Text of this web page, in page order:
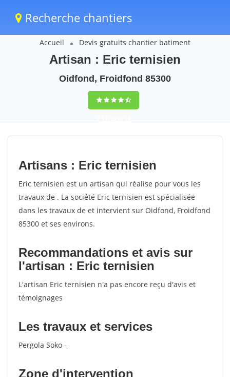
Recherche chantiers
Accueil Devis gratuits chantier batiment
Artisan : Eric ternisien
Oidfond, Froidfond 85300
9,5(100%)34
votes
Artisans : Eric ternisien
Eric ternisien est un artisan qui réalise pour vous les
travaux de . La société Eric ternisien est spécialisée
dans les travaux de et intervient sur Oidfond, Froidfond
85300 et ses environs.
Recommandations et avis sur
l'artisan : Eric ternisien
L'artisan Eric ternisien n'a pas encore reçu d'avis et
témoignages
Les travaux et services
Pergola Soko -
Zone d'intervention